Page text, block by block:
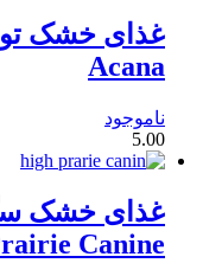
غذای خشک
Acana
ناموجود
5.00
Canine